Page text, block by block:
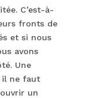
C’est-à-
fronts de
et si nous
avons
Une
il ne faut
un